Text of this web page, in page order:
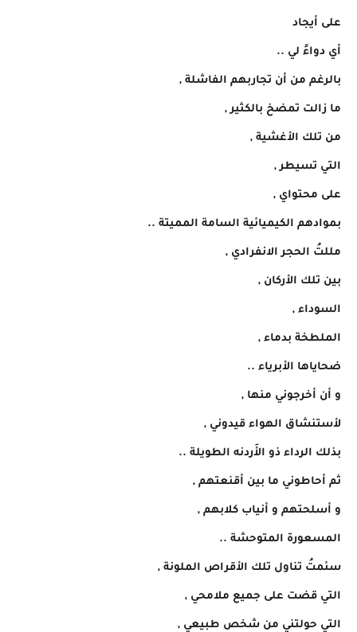
على أيجاد
أي دواءً لي ..
بالرغم من أن تجاربهم الفاشلة ,
ما زالت تمضخ بالكثير ,
من تلك الأغشية ,
التي تسيطر ,
على محتواي ,
بموادهم الكيميائية السامة المميتة ..
مللتُ الحجر الانفرادي ,
بين تلك الأركان ,
السوداء ,
الملطخة بدماء ,
ضحاياها الأبرياء ..
و أن أخرجوني منها ,
لأستنشاق الهواء قيدوني ,
بذلك الرداء ذو الأَردنه الطويلة ..
ثم أحاطوني ما بين أقنعتهم ,
و أسلحتهم و أنياب كلابهم ,
المسعورة المتوحشة ..
سئمتُ تناول تلك الأقراص الملونة ,
التي قضت على جميع ملامحي ,
التي حولتني من شخص طبيعي ,